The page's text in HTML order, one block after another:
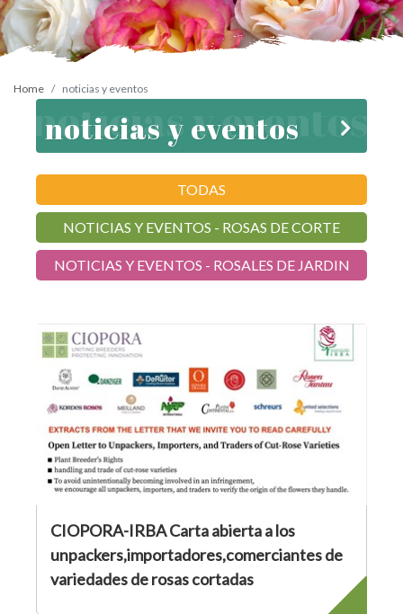
Home noticias y eventos
noticias y eventos
TODAS
NOTICIAS Y EVENTOS - ROSAS DE CORTE
NOTICIAS Y EVENTOS - ROSALES DE JARDIN
CIOPORA-IRBA Carta abierta a los
unpackers,importadores,comerciantes de
variedades de rosas cortadas